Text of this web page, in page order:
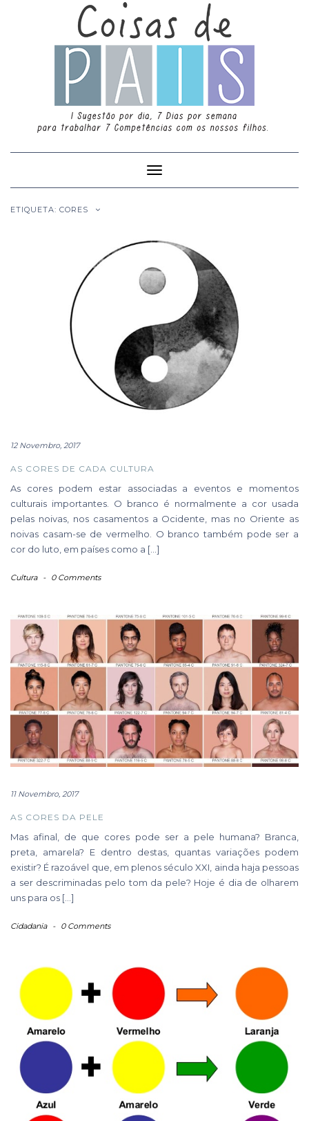
Toggle
Navigation
ETIQUETA: CORES
12 Novembro, 2017
AS CORES DE CADA CULTURA
As cores podem estar associadas a eventos e momentos
culturais importantes. O branco é normalmente a cor usada
pelas noivas, nos casamentos a Ocidente, mas no Oriente as
noivas casam-se de vermelho. O branco também pode ser a
cor do luto, em países como a […]
Cultura - 0 Comments
11 Novembro, 2017
AS CORES DA PELE
Mas afinal, de que cores pode ser a pele humana? Branca,
preta, amarela? E dentro destas, quantas variações podem
existir? É razoável que, em plenos século XXI, ainda haja pessoas
a ser descriminadas pelo tom da pele? Hoje é dia de olharem
uns para os […]
Cidadania - 0 Comments